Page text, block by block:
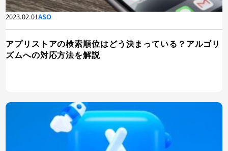
2023.02.01ASO
アプリストアの検索順位はどう決まっている？アルゴリ
ズムへの対応方法を解説